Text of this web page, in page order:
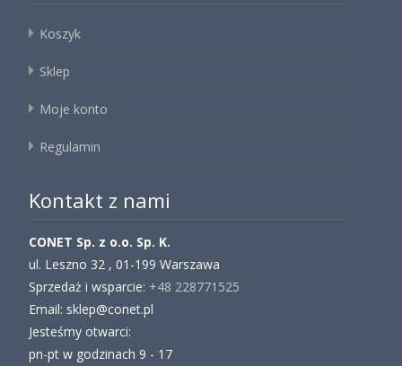
Koszyk
Sklep
Moje konto
Regulamin
Kontakt z nami
CONET Sp. z o.o. Sp. K.
ul. Leszno 32 , 01-199 Warszawa
Sprzedaż i wsparcie: +48 228771525
Email: sklep@conet.pl
Jesteśmy otwarci:
pn-pt w godzinach 9 - 17